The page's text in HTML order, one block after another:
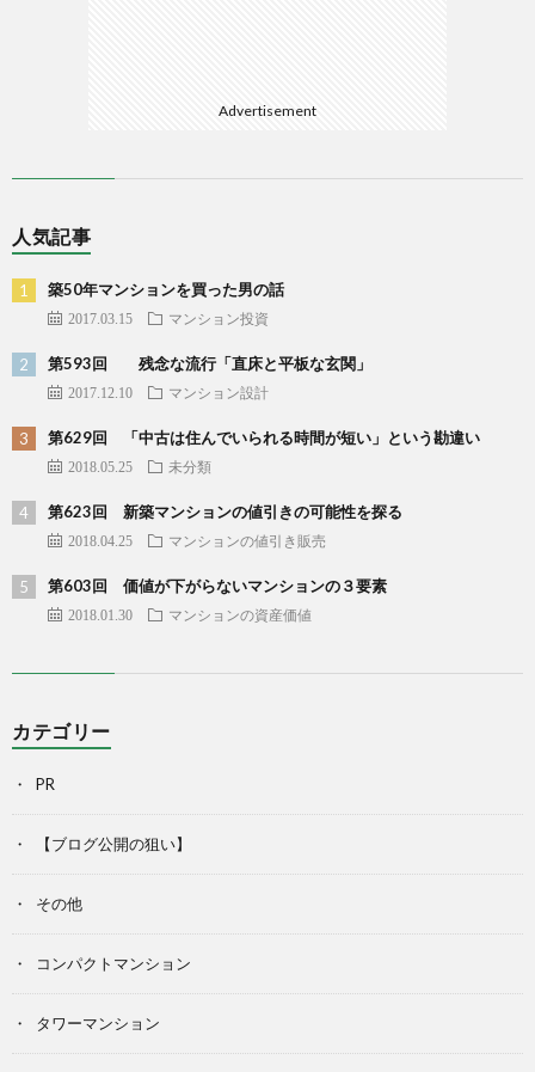
Advertisement
人気記事
築50年マンションを買った男の話
2017.03.15 マンション投資
第593回 残念な流行「直床と平板な玄関」
2017.12.10 マンション設計
第629回 「中古は住んでいられる時間が短い」という勘違い
2018.05.25 未分類
第623回 新築マンションの値引きの可能性を探る
2018.04.25 マンションの値引き販売
第603回 価値が下がらないマンションの３要素
2018.01.30 マンションの資産価値
カテゴリー
PR
【ブログ公開の狙い】
その他
コンパクトマンション
タワーマンション